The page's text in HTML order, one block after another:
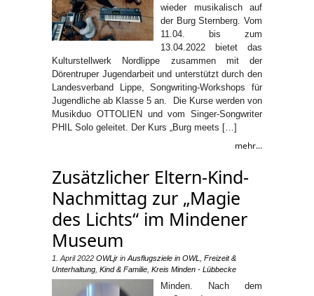
wieder musikalisch auf
der Burg Sternberg. Vom
11.04. bis zum
13.04.2022 bietet das
Kulturstellwerk Nordlippe zusammen mit der
Dörentruper Jugendarbeit und unterstützt durch den
Landesverband Lippe, Songwriting-Workshops für
Jugendliche ab Klasse 5 an. Die Kurse werden von
Musikduo OTTOLIEN und vom Singer-Songwriter
PHIL Solo geleitet. Der Kurs „Burg meets […]
mehr...
Zusätzlicher Eltern-Kind-
Nachmittag zur „Magie
des Lichts“ im Mindener
Museum
1. April 2022 OWLjr in Ausflugsziele in OWL
Freizeit &
Unterhaltung Kind & Familie Kreis Minden - Lübbecke
Minden. Nach dem